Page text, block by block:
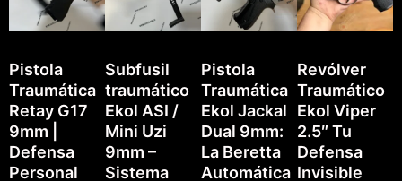
Pistola
Traumática
Retay G17
9mm |
Defensa
Personal
Subfusil
traumático
Ekol ASI /
Mini Uzi
9mm –
Sistema
Pistola
Traumática
Ekol Jackal
Dual 9mm:
La Beretta
Automática
Revólver
Traumático
Ekol Viper
2.5″ Tu
Defensa
Invisible